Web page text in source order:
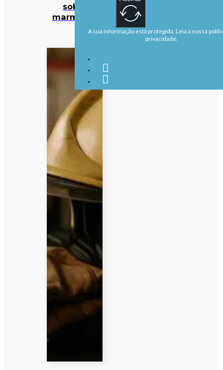
sobre
marmotas
A sua informação está protegida. Leia a nossa
privacidade.